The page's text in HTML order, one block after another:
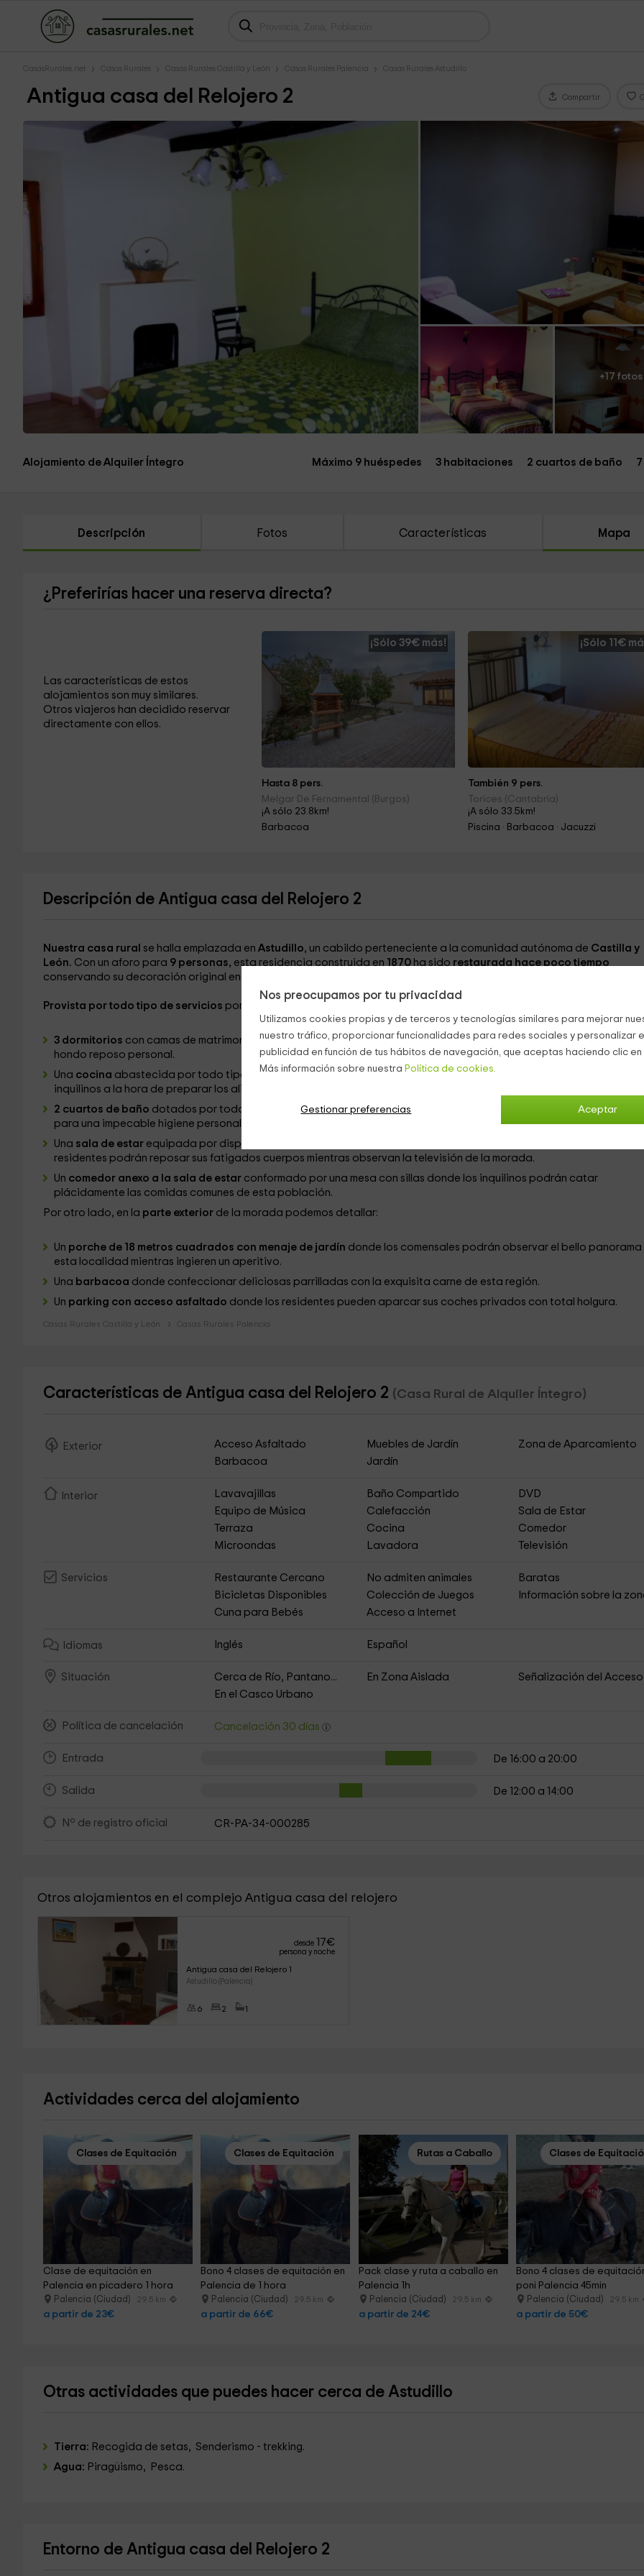
Nos preocupamos por tu privacidad
Utilizamos cookies propias y de terceros y tecnologías similares para mejorar
nuestro tráfico, proporcionar funcionalidades para redes sociales y personalizar
publicidad en función de tus hábitos de navegación, que aceptas haciendo clic
Más información sobre nuestra Política de cookies.
Aceptar
Gestionar preferencias
CasasRurales.net Casas Rurales Casas Rurales Castilla y León Casas Rurales Palencia Casas Rurales Astudillo
Antigua casa del Relojero 2 Compartir
+17 fotos
Alojamiento de Alquiler Íntegro Máximo 9 huéspedes 3 habitaciones 2 cuartos de baño
Descripción Fotos Características Mapa
¿Preferirías hacer una reserva directa?
Las características de estos
alojamientos son muy similares.
Otros viajeros han decidido reservar
directamente con ellos.
¡Sólo 39€ más!
Hasta 8 pers.
Melgar De Fernamental (Burgos)
¡A sólo 23.8km!
Barbacoa
¡Sólo 11€
También 9 pers.
Torices (Cantabria)
¡A sólo 33.5km!
Piscina · Barbacoa · Jacuzzi
Descripción de Antigua casa del Relojero 2
Nuestra casa rural se halla emplazada en Astudillo, un cabildo perteneciente a la comunidad autónoma de Castilla y
León. Con un aforo para 9 personas, esta residencia construida en 1870 ha sido restaurada hace poco tiempo
conservando su decoración original en piedra y madera.
Provista por todo tipo de servicios por parte de la propiedad, este domicilio se puede especificar de la siguiente
3 dormitorios con camas de matrimonio o individuales a libre elección por parte de los huéspedes para un tranquilo
hondo reposo personal.
Una cocina abastecida por todo tipo de electrodomésticos de última generación para allanar los trabajos de los
inquilinos a la hora de preparar los alimentos a consumir.
2 cuartos de baño dotados por todo tipo de utensilios del hogar en perfecto estado como una ducha de
para una impecable higiene personal.
Una sala de estar equipada por dispar mobiliario del hogar donde destacan unos confortables sofás donde los
residentes podrán reposar sus fatigados cuerpos mientras observan la televisión de la morada.
Un comedor anexo a la sala de estarconformado por una mesa con sillas donde los inquilinos podrán catar
plácidamente las comidas comunes de esta población.
Por otro lado, en la parte exterior de la morada podemos detallar:
Un porche de 18 metros cuadrados con menaje de jardín donde los comensales podrán observar el bello panorama
esta localidad mientras ingieren un aperitivo.
Una barbacoa donde confeccionar deliciosas parrilladas con la exquisita carne de esta región.
Un parking con acceso asfaltado donde los residentes pueden aparcar sus coches privados con total holgura.
Casas Rurales Castilla y León Casas Rurales Palencia
Características de Antigua casa del Relojero 2 (Casa Rural de Alquiler Íntegro)
Exterior Acceso Asfaltado Muebles de Jardín
Zona de Aparcamiento
Barbacoa
Jardín
Interior Lavavajillas Baño Compartido
DVD
Equipo de Música
Calefacción
Sala de Estar
Terraza
Cocina
Comedor
Microondas
Lavadora Televisión
Servicios Restaurante Cercano No admiten animales
Baratas
Bicicletas Disponibles
Colección de Juegos
Información sobre la
Cuna para Bebés
Acceso a Internet
Idiomas Inglés Español
Situación Cerca de Río, Pantano... En Zona Aislada
Señalización del Acceso
En el Casco Urbano
Política de cancelación Cancelación 30 días
Entrada De 16:00 a 20:00
Salida De 12:00 a 14:00
Nº de registro oficial CR-PA-34-000285
Otros alojamientos en el complejo Antigua casa del relojero
desde 17€
persona y noche
Antigua casa del Relojero 1
Astudillo (Palencia)
6 2 1
Actividades cerca del alojamiento
Clases de Equitación
Clase de equitación en
Palencia en picadero 1 hora
Palencia (Ciudad) 29.5 km
a partir de 23€
Clases de Equitación
Bono 4 clases de equitación en
Palencia de 1 hora
Palencia (Ciudad) 29.5 km
a partir de 66€
Rutas a Caballo
Pack clase y ruta a caballo en
Palencia 1h
Palencia (Ciudad) 29.5 km
a partir de 24€
Clases de
Bono 4 clases de
poni Palencia 45min
Palencia (Ciudad) 29.5 km
a partir de 50€
Otras actividades que puedes hacer cerca de Astudillo
Tierra: Recogida de setas, Senderismo - trekking.
Agua: Piragüismo, Pesca.
Entorno de Antigua casa del Relojero 2